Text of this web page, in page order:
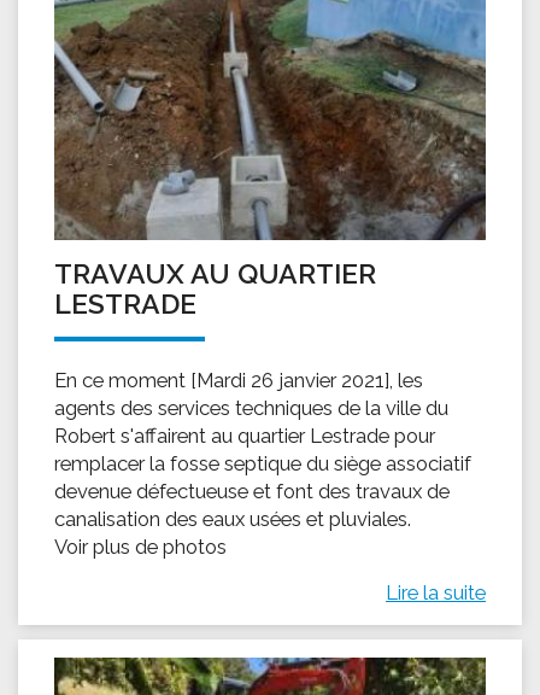
TRAVAUX AU QUARTIER
LESTRADE
En ce moment [Mardi 26 janvier 2021], les
agents des services techniques de la ville du
Robert s'affairent au quartier Lestrade pour
remplacer la fosse septique du siège associatif
devenue défectueuse et font des travaux de
canalisation des eaux usées et pluviales.
Voir plus de photos
Lire la suite